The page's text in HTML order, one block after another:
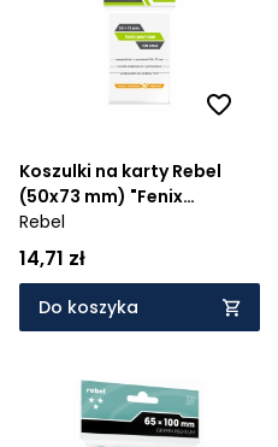
Koszulki na karty Rebel
(50x73 mm) "Fenix
Premium", 100 sztuk
Rebel
14,71 zł
Do koszyka